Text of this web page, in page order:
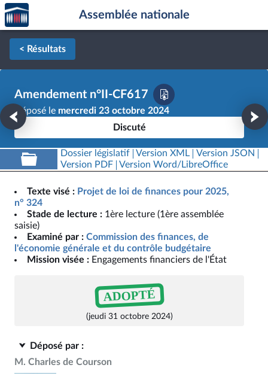
Aller au contenu
Aller en bas de la page
Accèder
à la
page
d'accueil
Assemblée nationale
< Résultats
Amendement n°II-CF617
Déposé le mercredi 23 octobre 2024
Discuté
Dossier législatif Version XML
Version JSON
Version PDF
Version Word/LibreOffice
Texte visé : Projet de loi de finances pour 2025,
n° 324
Stade de lecture : 1ère lecture (1ère assemblée
saisie)
Examiné par : Commission des finances, de
l'économie générale et du contrôle budgétaire
Mission visée : Engagements financiers de l'État
ADOPTÉ
(jeudi 31 octobre 2024)
Déposé par :
M. Charles de Courson